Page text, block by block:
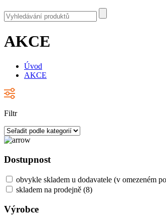
AKCE
Úvod
AKCE
Filtr
Dostupnost
obvykle skladem u dodavatele (v omezeném
skladem na prodejně (8)
Výrobce